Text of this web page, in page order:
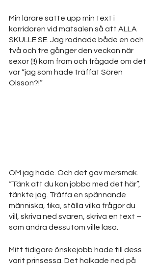
Min lärare satte upp min text i
korridoren vid matsalen så att ALLA
SKULLE SE. Jag rodnade både en och
två och tre gånger den veckan när
sexor (!!) kom fram och frågade om det
var “jag som hade träffat Sören
Olsson?!”
OM jag hade. Och det gav mersmak.
“Tänk att du kan jobba med det här”,
tänkte jag. Träffa en spännande
människa, fika, ställa vilka frågor du
vill, skriva ned svaren, skriva en text –
som andra dessutom ville läsa.
Mitt tidigare önskejobb hade till dess
varit prinsessa. Det halkade ned på